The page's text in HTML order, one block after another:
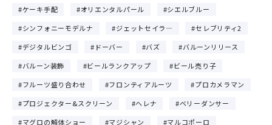
ケーキ手配
オリエンタルパール
シエルブルー
シンフォニーモデルナ
ジェットセイラ―
セレブリティ2
デジタルビンゴ
ドーバー バズ
バルーンリリース
バルーン装飾
ビールランクアップ
ビール売り子
フルーツ盛り合わせ
フロンティアルーツ
プロカメラマン
プロジェクター&スクリーン
ヘレナ
ベリーダンサー
マグロの解体ショー
マジシャン
マルコポーロ